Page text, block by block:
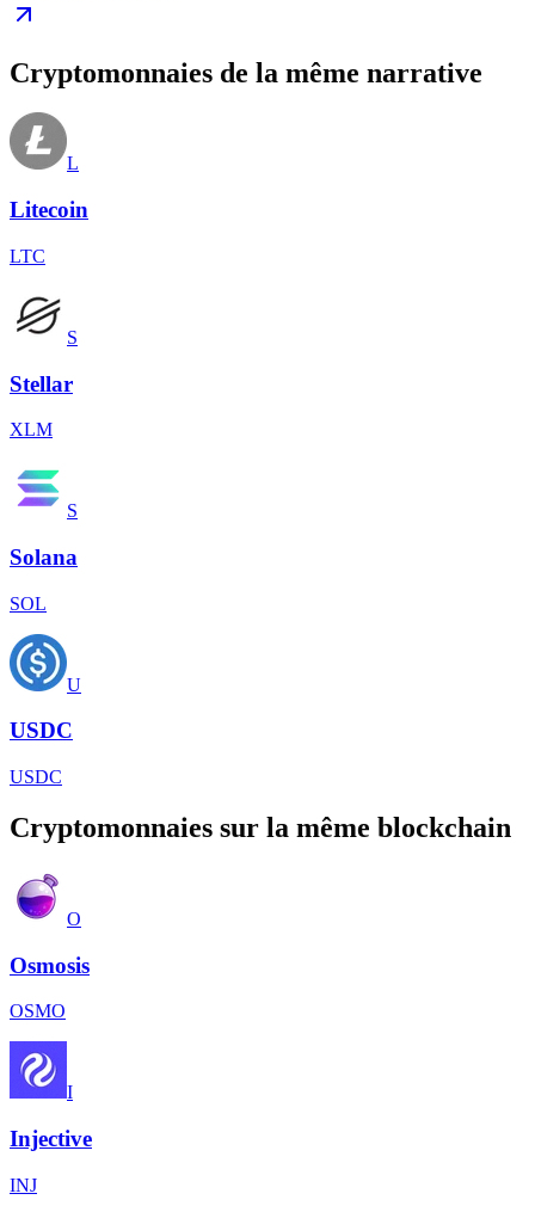
Cryptomonnaies de la même narrative
L
Litecoin
LTC
S
Stellar
XLM
S
Solana
SOL
U
USDC
USDC
Cryptomonnaies sur la même blockchain
O
Osmosis
OSMO
I
Injective
INJ